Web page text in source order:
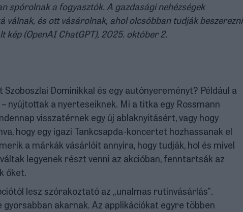
spórolnak a fogyasztók. A gazdasági nehézségek
és ott vásárolnak, ahol olcsóbban tudják beszerezni
(OpenAI ChatGPT), 2025. október 2.
Dominikkal és egy autónyereményt? Például a
nyújtottak a nyerteseiknek. Mi a titka egy Rossmann
visszatérnek egy új ablaknyitásért, vagy hogy
hogy egy igazi Tankcsapda-koncertet hozhassanak el
a márkák vásárlóit annyira, hogy tudják, hol és mivel
legyenek részt venni az akcióban, fenntartsák az
őket.
lesz szórakoztató az „unalmas rutinvásárlás”.
akarnak. Az applikációkat egyre többen